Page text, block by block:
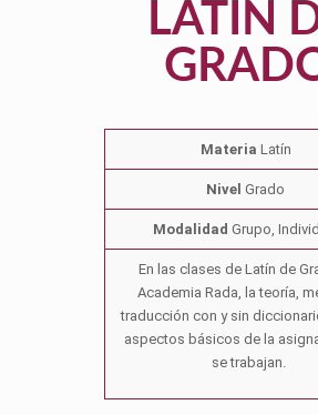
LATÍN
Materia Latín
Nivel Grado
Modalidad Grupo,
En las clases de Latín de
Academia Rada, la teoría,
traducción con y sin
aspectos básicos de la
se trabajan.